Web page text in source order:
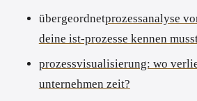
übergeordnetprozessanalyse
deine ist-prozesse kennen
prozessvisualisierung: wo
unternehmen zeit?